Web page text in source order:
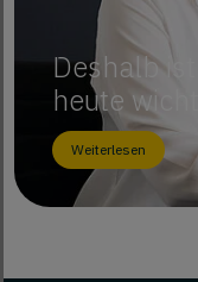
Deshalb
heute
Weiterlesen